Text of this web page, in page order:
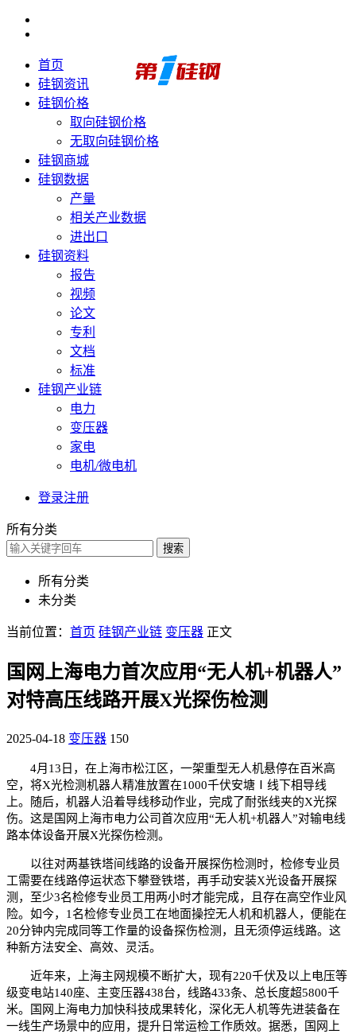
首页
硅钢资讯
硅钢价格
取向硅钢价格
无取向硅钢价格
硅钢商城
硅钢数据
产量
相关产业数据
进出口
硅钢资料
报告
视频
论文
专利
文档
标准
硅钢产业链
电力
变压器
家电
电机/微电机
登录注册
所有分类
搜索
所有分类
未分类
当前位置： 首页 硅钢产业链 变压器 正文
国网上海电力首次应用“无人机+机器人”
对特高压线路开展X光探伤检测
2025-04-18 变压器 150
4月13日，在上海市松江区，一架重型无人机悬停在百米高
空，将X光检测机器人精准放置在1000千伏安塘Ⅰ线下相导线
上。随后，机器人沿着导线移动作业，完成了耐张线夹的X光探
伤。这是国网上海市电力公司首次应用“无人机+机器人”对输电线
路本体设备开展X光探伤检测。
以往对两基铁塔间线路的设备开展探伤检测时，检修专业员
工需要在线路停运状态下攀登铁塔，再手动安装X光设备开展探
测，至少3名检修专业员工用两小时才能完成，且存在高空作业风
险。如今，1名检修专业员工在地面操控无人机和机器人，便能在
20分钟内完成同等工作量的设备探伤检测，且无须停运线路。这
种新方法安全、高效、灵活。
近年来，上海主网规模不断扩大，现有220千伏及以上电压等
级变电站140座、主变压器438台，线路433条、总长度超5800千
米。国网上海电力加快科技成果转化，深化无人机等先进装备在
一线生产场景中的应用，提升日常运检工作质效。据悉，国网上